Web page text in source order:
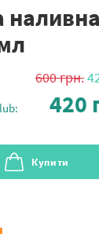
600грн.
420
Купити